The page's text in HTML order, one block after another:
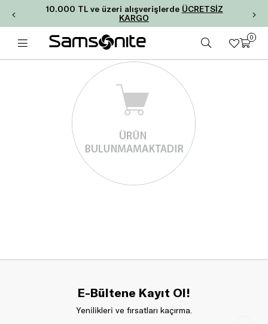
10.000 TL ve üzeri alışverişlerde ÜCRETSİZ
KARGO
0
E-Bültene Kayıt Ol!
Yenilikleri ve fırsatları kaçırma.